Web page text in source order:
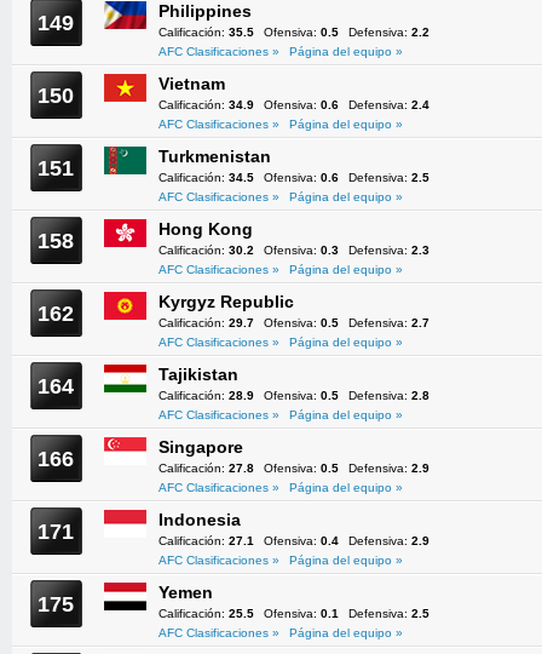
149 Philippines
Calificación: 35.5 Ofensiva: 0.5 Defensiva: 2.2
AFC Clasificaciones »
Página del equipo »
150 Vietnam
Calificación: 34.9 Ofensiva: 0.6 Defensiva: 2.4
AFC Clasificaciones »
Página del equipo »
151 Turkmenistan
Calificación: 34.5 Ofensiva: 0.6 Defensiva: 2.5
AFC Clasificaciones »
Página del equipo »
158 Hong Kong
Calificación: 30.2 Ofensiva: 0.3 Defensiva: 2.3
AFC Clasificaciones »
Página del equipo »
162 Kyrgyz Republic
Calificación: 29.7 Ofensiva: 0.5 Defensiva: 2.7
AFC Clasificaciones »
Página del equipo »
164 Tajikistan
Calificación: 28.9 Ofensiva: 0.5 Defensiva: 2.8
AFC Clasificaciones »
Página del equipo »
166 Singapore
Calificación: 27.8 Ofensiva: 0.5 Defensiva: 2.9
AFC Clasificaciones »
Página del equipo »
171 Indonesia
Calificación: 27.1 Ofensiva: 0.4 Defensiva: 2.9
AFC Clasificaciones »
Página del equipo »
175 Yemen
Calificación: 25.5 Ofensiva: 0.1 Defensiva: 2.5
AFC Clasificaciones »
Página del equipo »